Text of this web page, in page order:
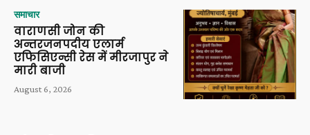
समाचार
वाराणसी जोन की
अन्तरजनपदीय एलार्म
एफिसिएन्सी रेस में मीरजापुर ने
मारी बाजी
August 6, 2026